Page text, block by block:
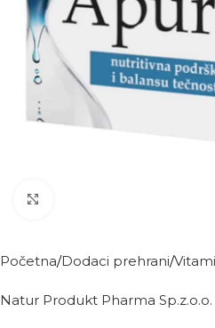
Početna Dodaci prehrani
Natur Produkt Pharma Sp.z.o.o.